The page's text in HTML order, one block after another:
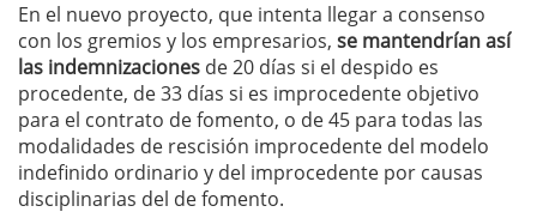
En el nuevo proyecto, que intenta llegar a consenso
con los gremios y los empresarios, se mantendrían así
las indemnizaciones de 20 días si el despido es
procedente, de 33 días si es improcedente objetivo
para el contrato de fomento, o de 45 para todas las
modalidades de rescisión improcedente del modelo
indefinido ordinario y del improcedente por causas
disciplinarias del de fomento.